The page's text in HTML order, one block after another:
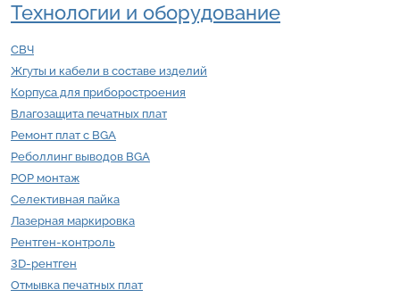
Технологии и оборудование
СВЧ
Жгуты и кабели в составе изделий
Корпуса для приборостроения
Влагозащита печатных плат
Ремонт плат с BGA
Реболлинг выводов BGA
POP монтаж
Селективная пайка
Лазерная маркировка
Рентген-контроль
3D-рентген
Отмывка печатных плат